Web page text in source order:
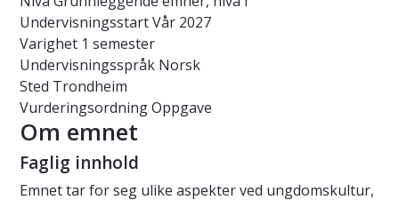
UndervisningsstartVår 2027
Varighet 1 semester
Undervisningsspråk Norsk
Sted Trondheim
VurderingsordningOppgave
Om emnet
Faglig innhold
Emnet tar for seg ulike aspekter ved ungdomskultur,